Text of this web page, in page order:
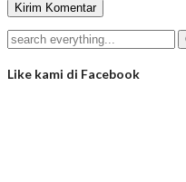
Like kami di Facebook